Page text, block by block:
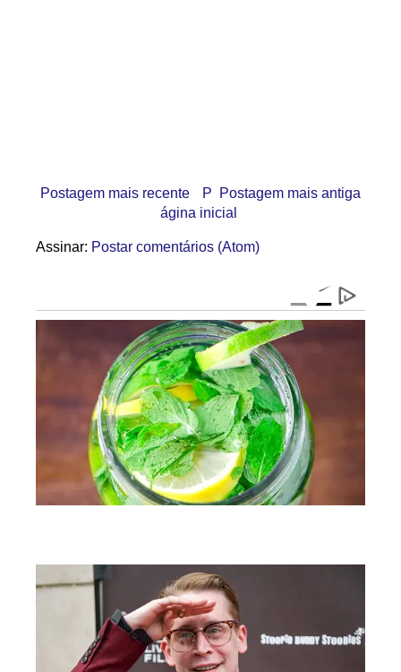
Postagem mais recente Postagem mais antiga
P
ágina inicial
Assinar: Postar comentários (Atom)